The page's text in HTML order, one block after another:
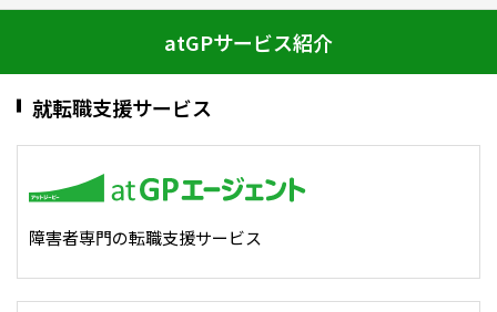
atGPサービス紹介
就転職支援サービス
障害者専門の転職支援サービス
障害者専門の就転職支援サービス
障害者アスリート専門の就転職支援サービス
ハイスキルな障害者の転職支援サービス
求人を検索する
求人を紹介してもらう
スカウトを受ける
就労移行支援サービス